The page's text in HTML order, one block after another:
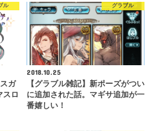
ル
ガ
スロ
グラブル
2018.10.25
【グラブル雑記】新ポーズがつい
に追加された話。マギサ追加が一
番嬉しい！